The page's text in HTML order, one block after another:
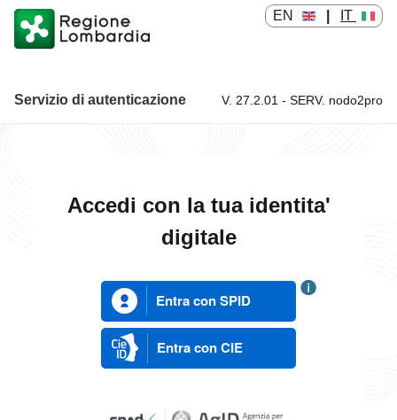
EN IT
Servizio di autenticazione Servizio di autenticazione
V. 27.2.01 - SERV. nodo2pro
Accedi con la tua identita'
digitale
Entra con SPID
Entra con CIE